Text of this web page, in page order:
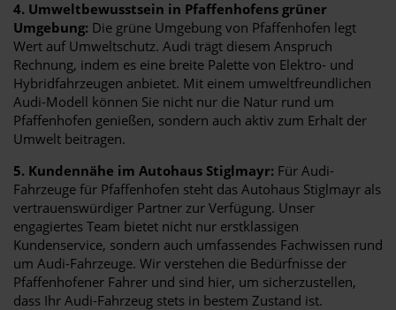
4. Umweltbewusstsein in Pfaffenhofens grüner
Umgebung: Die grüne Umgebung von Pfaffenhofen legt
Wert auf Umweltschutz. Audi trägt diesem Anspruch
Rechnung, indem es eine breite Palette von Elektro- und
Hybridfahrzeugen anbietet. Mit einem umweltfreundlichen
Audi-Modell können Sie nicht nur die Natur rund um
Pfaffenhofen genießen, sondern auch aktiv zum Erhalt der
Umwelt beitragen.
5. Kundennähe im Autohaus Stiglmayr: Für Audi-
Fahrzeuge für Pfaffenhofen steht das Autohaus Stiglmayr als
vertrauenswürdiger Partner zur Verfügung. Unser
engagiertes Team bietet nicht nur erstklassigen
Kundenservice, sondern auch umfassendes Fachwissen rund
um Audi-Fahrzeuge. Wir verstehen die Bedürfnisse der
Pfaffenhofener Fahrer und sind hier, um sicherzustellen,
dass Ihr Audi-Fahrzeug stets in bestem Zustand ist.